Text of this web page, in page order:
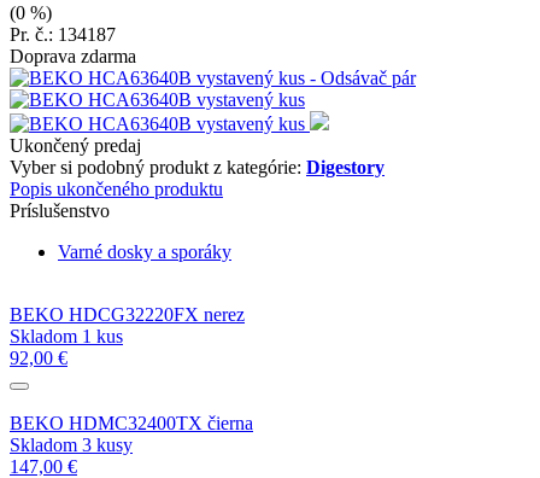
(0 %)
Pr. č.: 134187
Doprava zdarma
Ukončený predaj
Vyber si podobný produkt z kategórie: Digestory
Popis ukončeného produktu
Príslušenstvo
Varné dosky a sporáky
BEKO HDCG32220FX nerez
Skladom 1 kus
92,00 €
BEKO HDMC32400TX čierna
Skladom 3 kusy
147,00 €